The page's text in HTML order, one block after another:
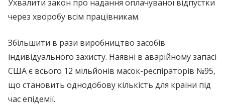
Ухвалити закон про надання оплачуваної відпустки
через хворобу всім працівникам.
Збільшити в рази виробництво засобів
індивідуального захисту. Наявні в аварійному запасі
США є всього 12 мільйонів масок-респіраторів №95,
що становить однодобову кількість для країни під
час епідемії.